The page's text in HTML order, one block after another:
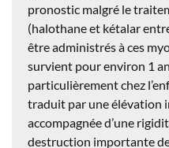
pronostic malgré le
(halothane et kétalar
être administrés à ces
survient pour environ 1
particulièrement chez
traduit par une élévation
accompagnée d’une
destruction importante